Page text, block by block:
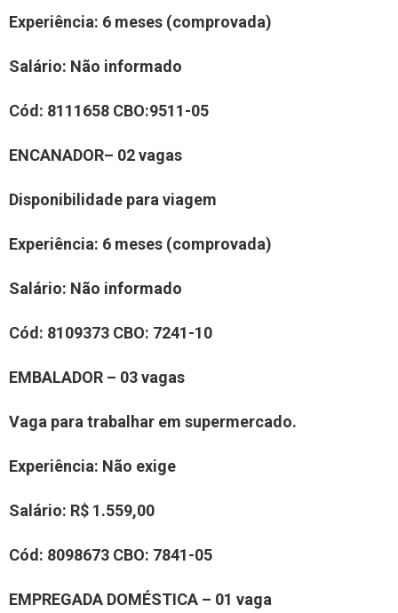
Experiência: 6 meses (comprovada)
Salário: Não informado
Cód: 8111658 CBO:9511-05
ENCANADOR– 02vagas
Disponibilidade para viagem
Experiência: 6 meses (comprovada)
Salário: Não informado
Cód: 8109373 CBO: 7241-10
EMBALADOR – 03 vagas
Vaga para trabalhar em supermercado.
Experiência: Não exige
Salário: R$ 1.559,00
Cód: 8098673 CBO: 7841-05
EMPREGADA DOMÉSTICA – 01 vaga